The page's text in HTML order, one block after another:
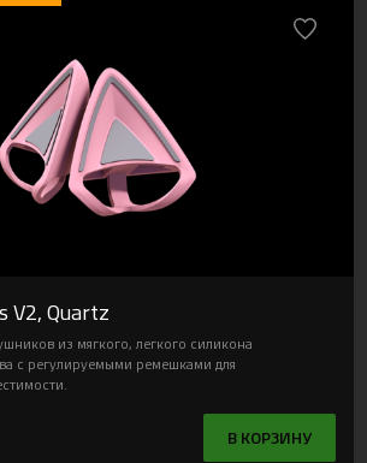
V2, Quartz
из мягкого, легкого силикона
с регулируемыми ремешками для
В КОРЗИНУ